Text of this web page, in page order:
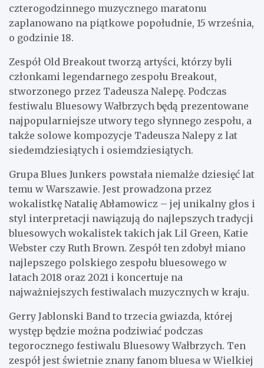
czterogodzinnego muzycznego maratonu
zaplanowano na piątkowe popołudnie, 15 września,
o godzinie 18.
Zespół Old Breakout tworzą artyści, którzy byli
członkami legendarnego zespołu Breakout,
stworzonego przez Tadeusza Nalepę. Podczas
festiwalu Bluesowy Wałbrzych będą prezentowane
najpopularniejsze utwory tego słynnego zespołu, a
także solowe kompozycje Tadeusza Nalepy z lat
siedemdziesiątych i osiemdziesiątych.
Grupa Blues Junkers powstała niemalże dziesięć lat
temu w Warszawie. Jest prowadzona przez
wokalistkę Natalię Abłamowicz – jej unikalny głos i
styl interpretacji nawiązują do najlepszych tradycji
bluesowych wokalistek takich jak Lil Green, Katie
Webster czy Ruth Brown. Zespół ten zdobył miano
najlepszego polskiego zespołu bluesowego w
latach 2018 oraz 2021 i koncertuje na
najważniejszych festiwalach muzycznych w kraju.
Gerry Jablonski Band to trzecia gwiazda, której
występ będzie można podziwiać podczas
tegorocznego festiwalu Bluesowy Wałbrzych. Ten
zespół jest świetnie znany fanom bluesa w Wielkiej